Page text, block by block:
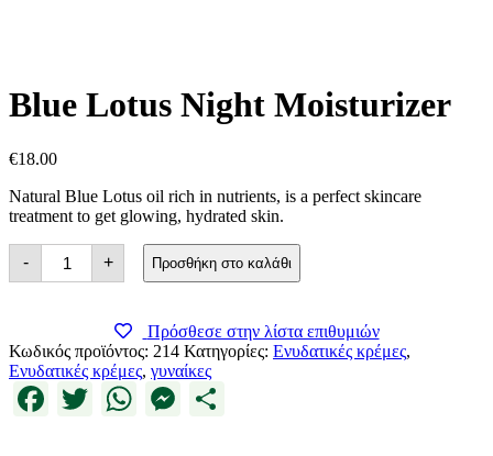
Blue Lotus Night Moisturizer
€18.00
Natural Blue Lotus oil rich in nutrients, is a perfect skincare
treatment to get glowing, hydrated skin.
-
Blue
Lotus
Night
+ Προσθήκη στο καλάθι
Πρόσθεσε στην λίστα επιθυμιών
Κωδικός προϊόντος: 214 Κατηγορίες: Ενυδατικές κρέμες,
Ενυδατικές κρέμες, γυναίκες
Facebook
TwitterWhatsApp
Messenger